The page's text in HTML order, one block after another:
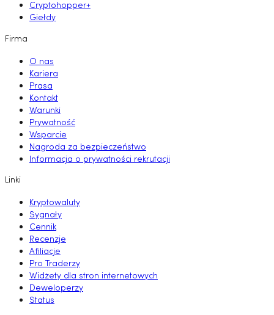
Cryptohopper+
Giełdy
Firma
O nas
Kariera
Prasa
Kontakt
Warunki
Prywatność
Wsparcie
Nagroda za bezpieczeństwo
Informacja o prywatności rekrutacji
Linki
Kryptowaluty
Sygnały
Cennik
Recenzje
Afiliacje
Pro Traderzy
Widżety dla stron internetowych
Deweloperzy
Status